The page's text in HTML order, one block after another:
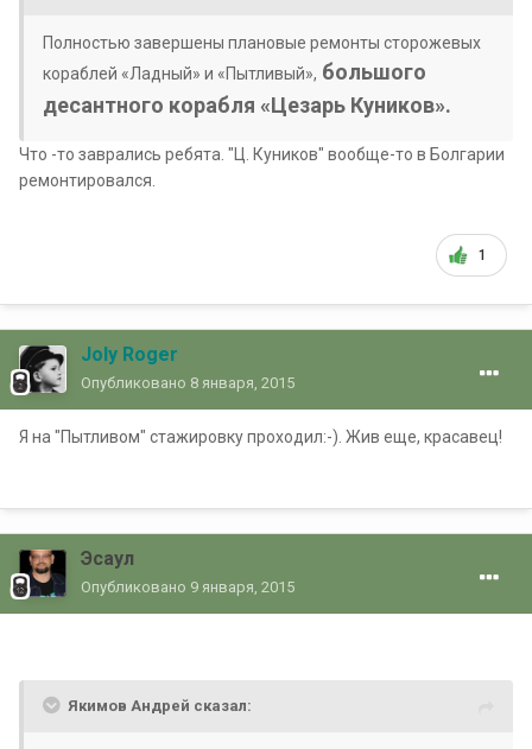
Полностью завершены плановые ремонты сторожевых
кораблей «Ладный» и «Пытливый», большого
десантного корабля «Цезарь Куников».
Что -то заврались ребята. "Ц. Куников" вообще-то в Болгарии
ремонтировался.
1
Joly Roger
Опубликовано 8 января, 2015
Я на "Пытливом" стажировку проходил:-). Жив еще, красавец!
Эсаул
Опубликовано 9 января, 2015
Якимов Андрей сказал: